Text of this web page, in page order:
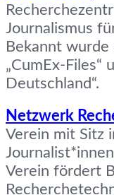
Journalismus
Bekannt
„CumEx-Files“
Deutschland“.
Netzwerk
Verein mit Sitz
Verein fördert